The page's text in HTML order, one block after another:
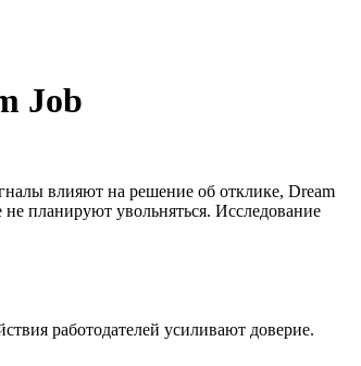
Job
влияют на решение об отклике, Dream
планируют увольняться. Исследование
работодателей усиливают доверие.